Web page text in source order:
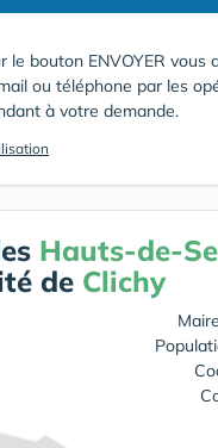
le bouton ENVOYER vous
ou téléphone par les
à votre demande.
Hauts-de-
de Clichy